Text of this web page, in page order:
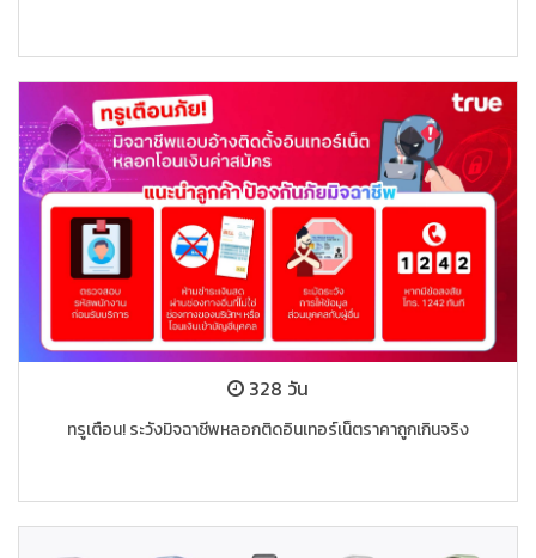
328 วัน
ทรูเตือน! ระวังมิจฉาชีพหลอกติดอินเทอร์เน็ตราคาถูกเกินจริง